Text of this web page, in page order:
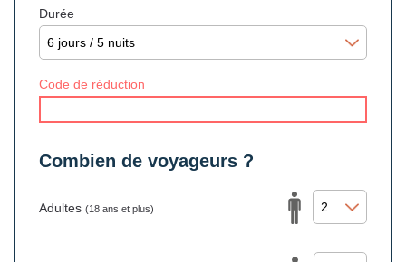
Durée
Code de réduction
Combien de voyageurs ?
Adultes (18 ans et plus)